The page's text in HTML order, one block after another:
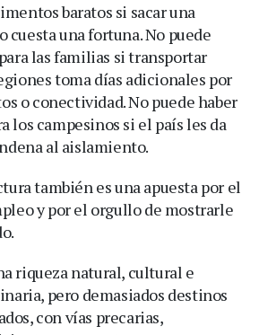
baratos si sacar una
cuesta una fortuna. No puede
las familias si transportar
toma días adicionales por
o conectividad. No puede haber
los campesinos si el país les da
al aislamiento.
también es una apuesta por el
y por el orgullo de mostrarle
riqueza natural, cultural e
pero demasiados destinos
con vías precarias,